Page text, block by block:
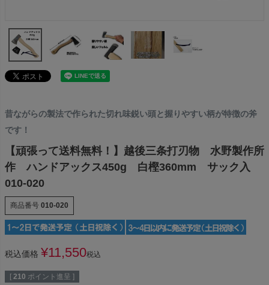
昔ながらの製法で作られた切れ味鋭い頭と握りやすい柄が特徴の斧
です！
【頑張って送料無料！】越後三条打刃物 水野製作所
作 ハンドアックス450g 白樫360mm サック入
010-020
商品番号 010-020
税込価格 ¥11,550税込
[ 210 ポイント進呈 ]